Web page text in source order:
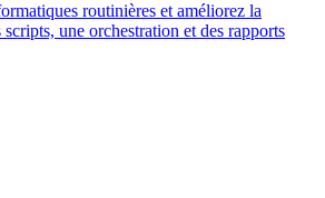
routinières et améliorez la
une orchestration et des rapports